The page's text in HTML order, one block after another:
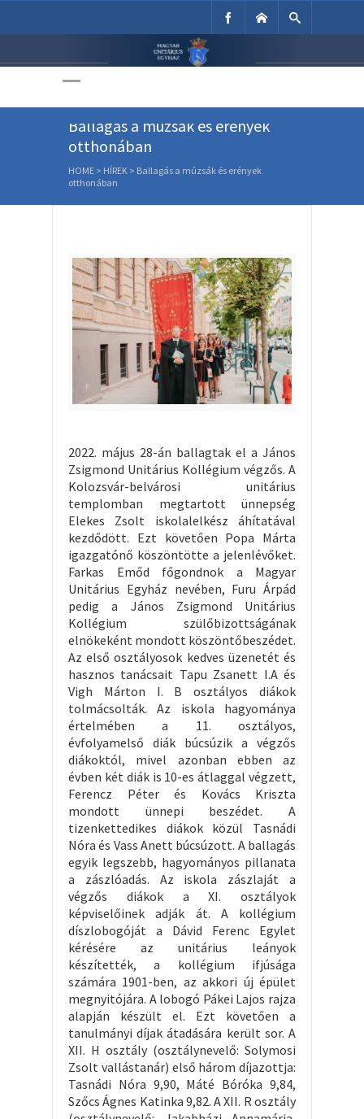
Unitárius Egyház
Ballagás a múzsák és erények
otthonában
HOME > HÍREK > Ballagás a múzsák és erények
otthonában
2022. május 28-án ballagtak el a János
Zsigmond Unitárius Kollégium végzős. A
Kolozsvár-belvárosi unitárius
templomban megtartott ünnepség
Elekes Zsolt iskolalelkész áhítatával
kezdődött. Ezt követően Popa Márta
igazgatónő köszöntötte a jelenlévőket.
Farkas Emőd főgondnok a Magyar
Unitárius Egyház nevében, Furu Árpád
pedig a János Zsigmond Unitárius
Kollégium szülőbizottságának
elnökeként mondott köszöntőbeszédet.
Az első osztályosok kedves üzenetét és
hasznos tanácsait Tapu Zsanett I.A és
Vigh Márton I. B osztályos diákok
tolmácsolták. Az iskola hagyománya
értelmében a 11. osztályos,
évfolyamelső diák búcsúzik a végzős
diákoktól, mivel azonban ebben az
évben két diák is 10-es átlaggal végzett,
Ferencz Péter és Kovács Kriszta
mondott ünnepi beszédet. A
tizenkettedikes diákok közül Tasnádi
Nóra és Vass Anett búcsúzott. A ballagás
egyik legszebb, hagyományos pillanata
a zászlóadás. Az iskola zászlaját a
végzős diákok a XI. osztályok
képviselőinek adják át. A kollégium
díszlobogóját a Dávid Ferenc Egylet
kérésére az unitárius leányok
készítették, a kollégium ifjúsága
számára 1901-ben, az akkori új épület
megnyitójára. A lobogó Pákei Lajos rajza
alapján készült el. Ezt követően a
tanulmányi díjak átadására került sor. A
XII. H osztály (osztálynevelő: Solymosi
Zsolt vallástanár) első három díjazottja:
Tasnádi Nóra 9,90, Máté Bóróka 9,84,
Szőcs Ágnes Katinka 9,82. A XII. R osztály